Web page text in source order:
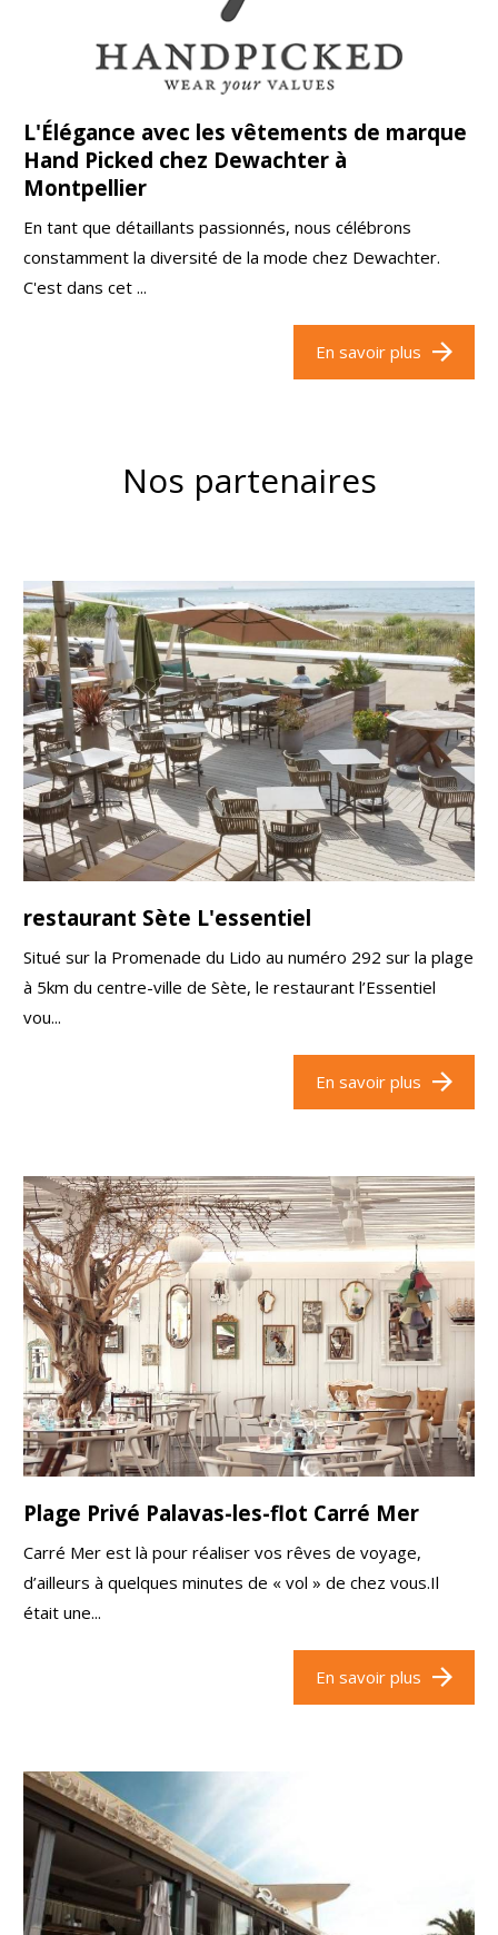
L'Élégance avec les vêtements de marque
Hand Picked chez Dewachter à
Montpellier
En tant que détaillants passionnés, nous célébrons
constamment la diversité de la mode chez Dewachter.
C'est dans cet ...
En savoir plus
Nos partenaires
restaurant Sète L'essentiel
Situé sur la Promenade du Lido au numéro 292 sur la plage
à 5km du centre-ville de Sète, le restaurant l’Essentiel
vou...
En savoir plus
Plage Privé Palavas-les-flot Carré Mer
Carré Mer est là pour réaliser vos rêves de voyage,
d’ailleurs à quelques minutes de « vol » de chez vous.Il
était une...
En savoir plus